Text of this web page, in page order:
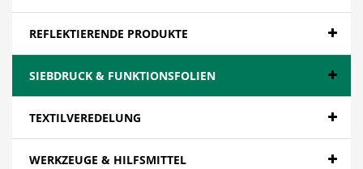
REFLEKTIERENDE PRODUKTE
SIEBDRUCK & FUNKTIONSFOLIEN
TEXTILVEREDELUNG
WERKZEUGE & HILFSMITTEL